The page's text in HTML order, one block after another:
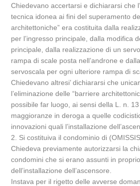
Chiedevano accertarsi e dichiararsi che
tecnica idonea ai fini del superamento
architettoniche” era costituita dalla
per l’ingresso principale, dalla modifica
principale, dalla realizzazione di un
rampa di scale posta nell’androne e
servoscala per ogni ulteriore rampa di
Chiedevano altresi’ dichiararsi che
l’eliminazione delle “barriere
possibile far luogo, ai sensi della L. n.
maggioranze in deroga a quelle
innovazioni quali l’installazione
2. Si costituiva il condominio di
Chiedeva previamente autorizzarsi la
condomini che si erano assunti in proprio
dell’installazione dell’ascensore.
Instava per il rigetto delle avverse